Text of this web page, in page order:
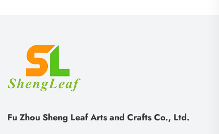
Fu Zhou Sheng Leaf Arts and Crafts Co., Ltd.